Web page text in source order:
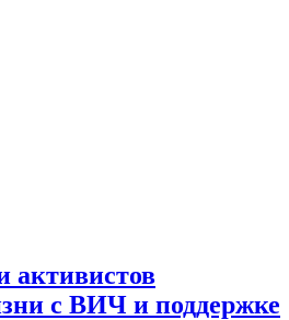
активистов
с ВИЧ и поддержке